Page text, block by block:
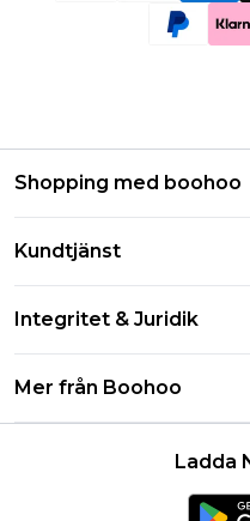
Shopping med boohoo
Studentrabatt -
Boohoo-appen
Storleksguide
Kundtjänst
Leveransinformation
Returnerar
Integritet & Juridik
Integritetspolicy
Mer från Boohoo
Ladda